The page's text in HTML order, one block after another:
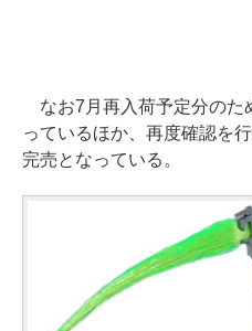
なお7月再入荷予定分のた
っているほか、再度確認を
完売となっている。